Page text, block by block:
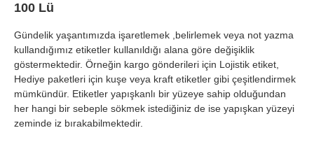
900 TL Üzeri Kargo Ücretsiz
100 Lü
Gündelik yaşantımızda işaretlemek ,belirlemek veya not yazma
kullandığımız etiketler kullanıldığı alana göre değişiklik
göstermektedir. Örneğin kargo gönderileri için Lojistik etiket,
Hediye paketleri için kuşe veya kraft etiketler gibi çeşitlendirmek
mümkündür. Etiketler yapışkanlı bir yüzeye sahip olduğundan
her hangi bir sebeple sökmek istediğiniz de ise yapışkan yüzeyi
zeminde iz bırakabilmektedir.